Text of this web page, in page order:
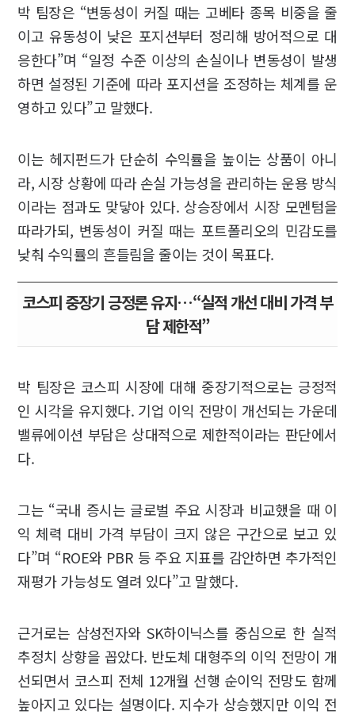
박 팀장은 “변동성이 커질 때는 고베타 종목 비중을 줄
이고 유동성이 낮은 포지션부터 정리해 방어적으로 대
응한다”며 “일정 수준 이상의 손실이나 변동성이 발생
하면 설정된 기준에 따라 포지션을 조정하는 체계를 운
영하고 있다”고 말했다.
이는 헤지펀드가 단순히 수익률을 높이는 상품이 아니
라, 시장 상황에 따라 손실 가능성을 관리하는 운용 방식
이라는 점과도 맞닿아 있다. 상승장에서 시장 모멘텀을
따라가되, 변동성이 커질 때는 포트폴리오의 민감도를
낮춰 수익률의 흔들림을 줄이는 것이 목표다.
코스피 중장기 긍정론 유지…“실적 개선 대비 가격 부
담 제한적”
박 팀장은 코스피 시장에 대해 중장기적으로는 긍정적
인 시각을 유지했다. 기업 이익 전망이 개선되는 가운데
밸류에이션 부담은 상대적으로 제한적이라는 판단에서
다.
그는 “국내 증시는 글로벌 주요 시장과 비교했을 때 이
익 체력 대비 가격 부담이 크지 않은 구간으로 보고 있
다”며 “ROE와 PBR 등 주요 지표를 감안하면 추가적인
재평가 가능성도 열려 있다”고 말했다.
근거로는 삼성전자와 SK하이닉스를 중심으로 한 실적
추정치 상향을 꼽았다. 반도체 대형주의 이익 전망이 개
선되면서 코스피 전체 12개월 선행 순이익 전망도 함께
높아지고 있다는 설명이다. 지수가 상승했지만 이익 전